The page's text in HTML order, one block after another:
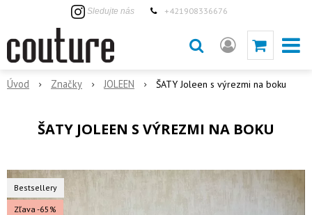
Sledujte nás +421908336676
Úvod Značky JOLEEN ŠATY Joleen s výrezmi na boku
ŠATY JOLEEN S VÝREZMI NA BOKU
Bestsellery
Zľava -65%